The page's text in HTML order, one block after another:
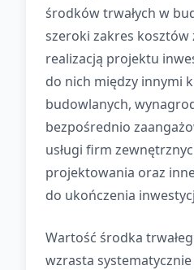
środków trwałych w
szeroki zakres kosztów
realizacją projektu
do nich między innymi
budowlanych,
bezpośrednio
usługi firm
projektowania oraz
do ukończenia
Wartość środka
wzrasta